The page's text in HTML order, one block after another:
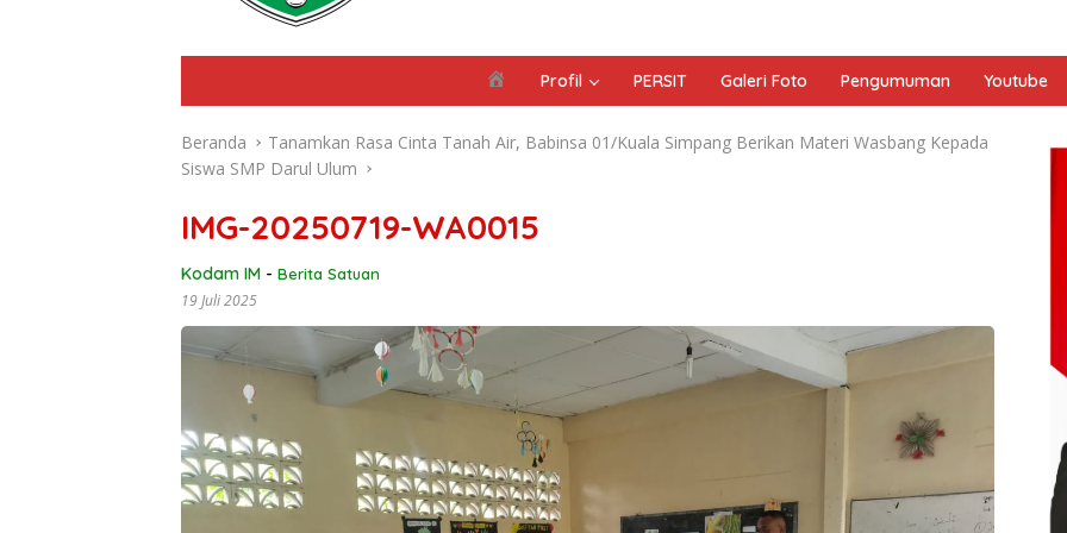
e
a
Profil PERSIT Galeri Foto Pengumuman Youtube
Beranda
Tanamkan Rasa Cinta Tanah Air, Babinsa 01/Kuala Simpang Berikan Materi Wasbang Kepada
Siswa SMP Darul Ulum
IMG-20250719-WA0015
Kodam IM - Berita Satuan
19 Juli 2025